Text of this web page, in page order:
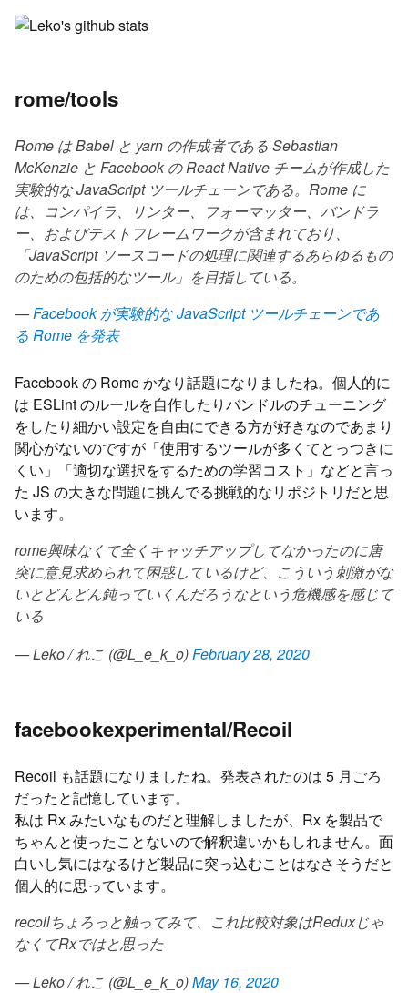
rome/tools
Rome は Babel と yarn の作成者である Sebastian
McKenzie と Facebook の React Native チームが作成した
実験的な JavaScript ツールチェーンである。Rome に
は、コンパイラ、リンター、フォーマッター、バンドラ
ー、およびテストフレームワークが含まれており、
「JavaScript ソースコードの処理に関連するあらゆるもの
のための包括的なツール」を目指している。
—Facebook が実験的な JavaScript ツールチェーンであ
る Rome を発表
Facebook の Rome かなり話題になりましたね。個人的に
は ESLint のルールを自作したりバンドルのチューニング
をしたり細かい設定を自由にできる方が好きなのであまり
関心がないのですが「使用するツールが多くてとっつきに
くい」「適切な選択をするための学習コスト」などと言っ
た JS の大きな問題に挑んでる挑戦的なリポジトリだと思
います。
rome興味なくて全くキャッチアップしてなかったのに唐
突に意見求められて困惑しているけど、こういう刺激がな
いとどんどん鈍っていくんだろうなという危機感を感じて
いる
— Leko / れこ (@L_e_k_o)February 28, 2020
facebookexperimental/Recoil
Recoil も話題になりましたね。発表されたのは 5 月ごろ
だったと記憶しています。
私は Rx みたいなものだと理解しましたが、Rx を製品で
ちゃんと使ったことないので解釈違いかもしれません。面
白いし気にはなるけど製品に突っ込むことはなさそうだと
個人的に思っています。
recoilちょろっと触ってみて、これ比較対象はReduxじゃ
なくてRxではと思った
— Leko / れこ (@L_e_k_o)May 16, 2020